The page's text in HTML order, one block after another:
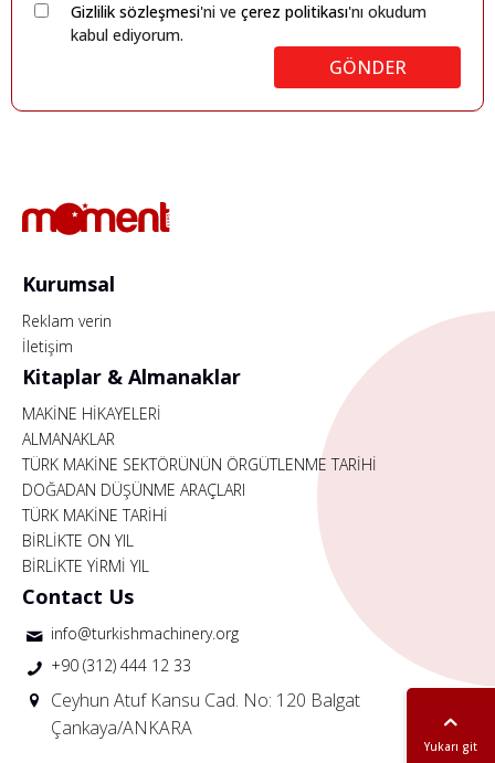
Gizlilik sözleşmesi'ni ve çerez politikası'nı okudum
kabul ediyorum.
GÖNDER
Yukarı git
Kurumsal
Reklam verin
İletişim
Kitaplar & Almanaklar
MAKİNE HİKAYELERİ
ALMANAKLAR
TÜRK MAKİNE SEKTÖRÜNÜN ÖRGÜTLENME TARİHİ
DOĞADAN DÜŞÜNME ARAÇLARI
TÜRK MAKİNE TARİHİ
BİRLİKTE ON YIL
BİRLİKTE YİRMİ YIL
Contact Us
info@turkishmachinery.org
+90 (312) 444 12 33
Ceyhun Atuf Kansu Cad. No: 120 Balgat
Çankaya/ANKARA